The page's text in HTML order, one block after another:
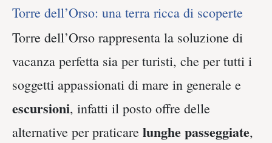
Torre dell’Orso: una terra ricca di scoperte
Torre dell’Orso rappresenta la soluzione di
vacanza perfetta sia per turisti, che per tutti i
soggetti appassionati di mare in generale e
escursioni, infatti il posto offre delle
alternative per praticare lunghe passeggiate,